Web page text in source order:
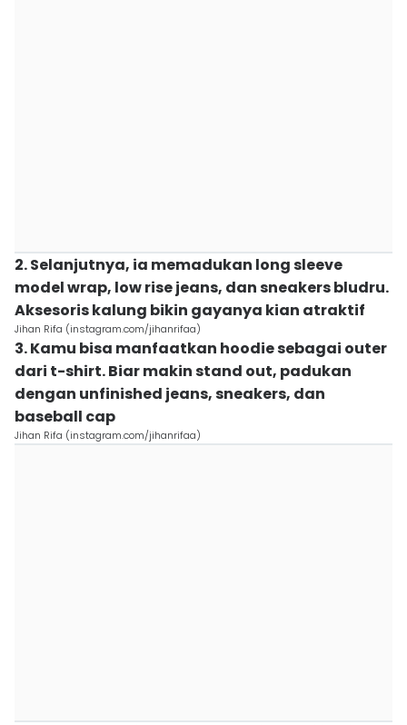
2. Selanjutnya, ia memadukan long sleeve
model wrap, low rise jeans, dan sneakers bludru.
Aksesoris kalung bikin gayanya kian atraktif
Jihan Rifa (instagram.com/jihanrifaa)
3. Kamu bisa manfaatkan hoodie sebagai outer
dari t-shirt. Biar makin stand out, padukan
dengan unfinished jeans, sneakers, dan
baseball cap
Jihan Rifa (instagram.com/jihanrifaa)